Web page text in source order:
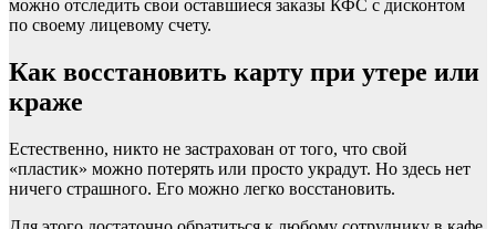
можно отследить свои оставшиеся заказы КФС с дисконтом
по своему лицевому счету.
Как восстановить карту при утере или
краже
Естественно, никто не застрахован от того, что свой
«пластик» можно потерять или просто украдут. Но здесь нет
ничего страшного. Его можно легко восстановить.